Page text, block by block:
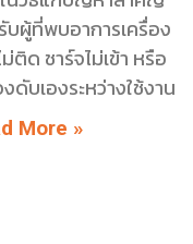
บผู้ที่พบอาการเครื่อง
ม่ติด ชาร์จไม่เข้า หรือ
งดับเองระหว่างใช้งาน
More »